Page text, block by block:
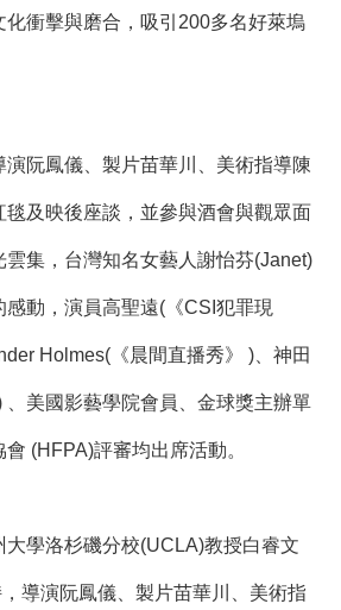
化衝擊與磨合，吸引200多名好萊塢
阮鳳儀、製片苗華川、美術指導陳
毯及映後座談，並參與酒會與觀眾面
集，台灣知名女藝人謝怡芬(Janet)
動，演員高聖遠(《CSI犯罪現
Holmes(《晨間直播秀》 )、神田
、美國影藝學院會員、金球獎主辦單
(HFPA)評審均出席活動。
大學洛杉磯分校(UCLA)教授白睿文
導演阮鳳儀、製片苗華川、美術指